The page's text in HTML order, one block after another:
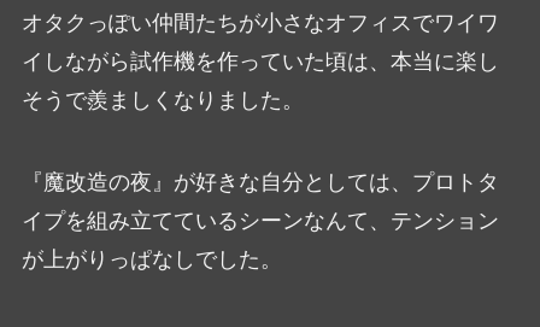
オタクっぽい仲間たちが小さなオフィスでワイワ
イしながら試作機を作っていた頃は、本当に楽し
そうで羨ましくなりました。
『魔改造の夜』が好きな自分としては、プロトタ
イプを組み立てているシーンなんて、テンション
が上がりっぱなしでした。